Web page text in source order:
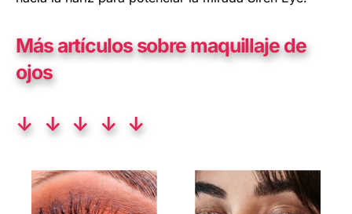
Más artículos sobre maquillaje de
ojos
↓ ↓ ↓ ↓ ↓